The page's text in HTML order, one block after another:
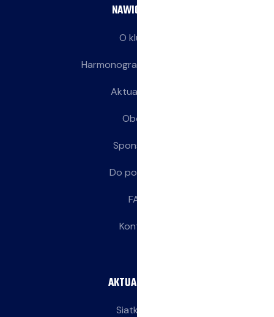
NAWIGACJA
O klubie
Harmonogram treningów
Aktualności
Obozy
Sponsorzy
Do pobrania
FAQ
Kontakt
AKTUALNOŚCI
Siatkarze